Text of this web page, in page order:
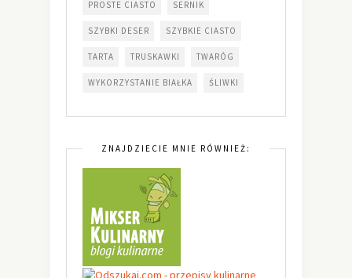
PROSTE CIASTO SERNIK
SZYBKI DESER SZYBKIE CIASTO
TARTA TRUSKAWKI TWARÓG
WYKORZYSTANIE BIAŁKA ŚLIWKI
ZNAJDZIECIE MNIE RÓWNIEŻ: